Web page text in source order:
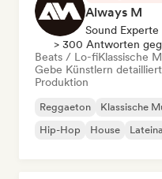
Always M
Sound Experte
> 300 Antworten
Beats / Lo-fiKlassische
Gebe Künstlern
Produktion
Reggaeton Klassische
Hip-Hop
House